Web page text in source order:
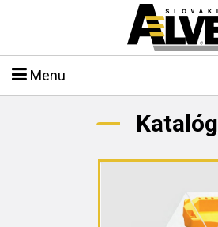
Menu
Katalóg